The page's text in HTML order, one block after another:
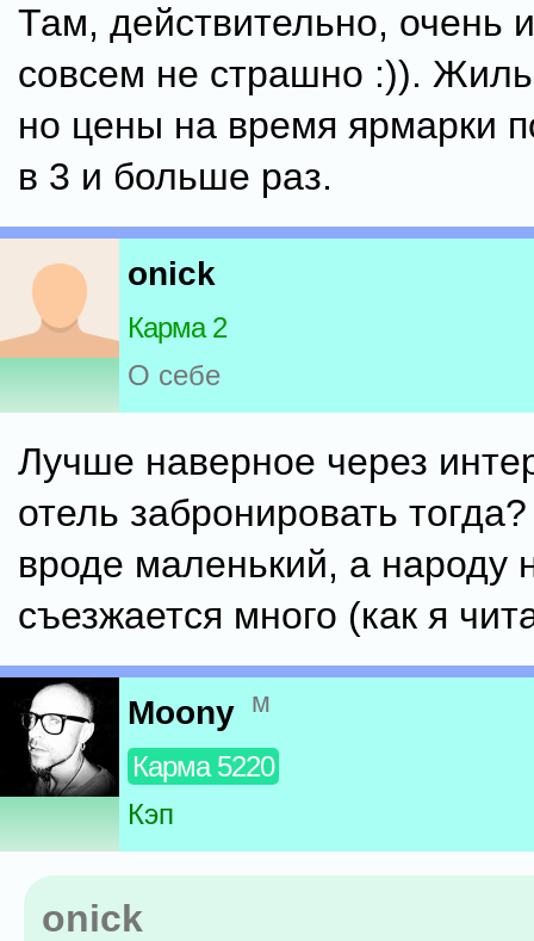
Там, действительно, очень
совсем не страшно :)).
но цены на время ярмарки
в 3 и больше раз.
onick
Карма 2
О себе
Лучше наверное через
отель забронировать
вроде маленький, а народу
съезжается много (как я
Moony м
Карма 5220
Кэп
onick